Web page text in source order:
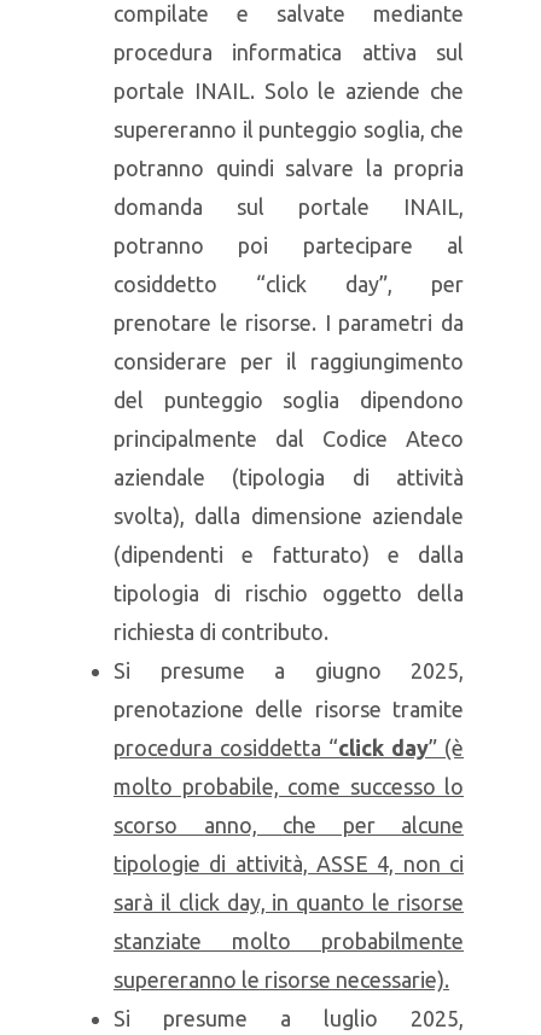
compilate e salvate mediante
procedura informatica attiva sul
portale INAIL. Solo le aziende che
supereranno il punteggio soglia, che
potranno quindi salvare la propria
domanda sul portale INAIL,
potranno poi partecipare al
cosiddetto “click day”, per
prenotare le risorse. I parametri da
considerare per il raggiungimento
del punteggio soglia dipendono
principalmente dal Codice Ateco
aziendale (tipologia di attività
svolta), dalla dimensione aziendale
(dipendenti e fatturato) e dalla
tipologia di rischio oggetto della
richiesta di contributo.
Si presume a giugno 2025,
prenotazione delle risorse tramite
procedura cosiddetta “click day” (è
molto probabile, come successo lo
scorso anno, che per alcune
tipologie di attività, ASSE 4, non ci
sarà il click day, in quanto le risorse
stanziate molto probabilmente
supereranno le risorse necessarie).
Si presume a luglio 2025,